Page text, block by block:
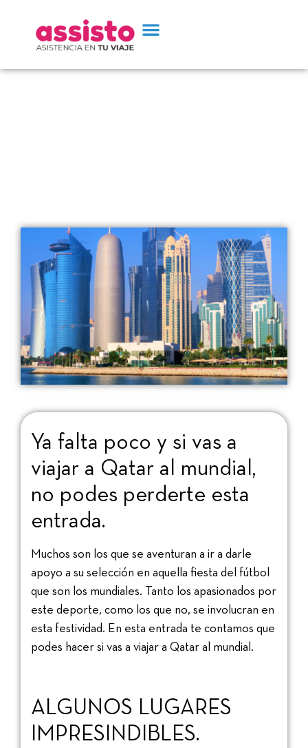
Ya falta poco y si vas a
viajar a Qatar al mundial,
no podes perderte esta
entrada.
Muchos son los que se aventuran a ir a darle
apoyo a su selección en aquella fiesta del fútbol
que son los mundiales. Tanto los apasionados por
este deporte, como los que no, se involucran en
esta festividad. En esta entrada te contamos que
podes hacer si vas a viajar a Qatar al mundial.
ALGUNOS LUGARES
IMPRESINDIBLES.